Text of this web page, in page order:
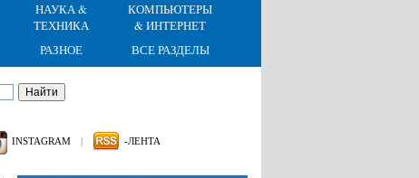
НАУКА &
ТЕХНИКА
КОМПЬЮТЕРЫ
& ИНТЕРНЕТ
РАЗНОЕ ВСЕ РАЗДЕЛЫ
INSTAGRAM | -ЛЕНТА